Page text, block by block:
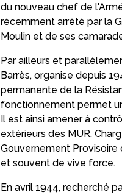
du nouveau chef de
récemment arrêté par la
Moulin et de ses
Par ailleurs et
Barrès, organise depuis
permanente de la
fonctionnement permet
Il est ainsi amener à
extérieurs des MUR.
Gouvernement Provisoire
et souvent de vive force.
En avril 1944, recherché